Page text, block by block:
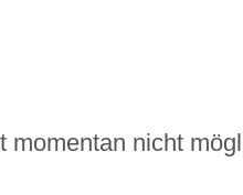
momentan nicht